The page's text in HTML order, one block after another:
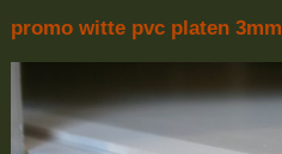
promo witte pvc platen 3mm